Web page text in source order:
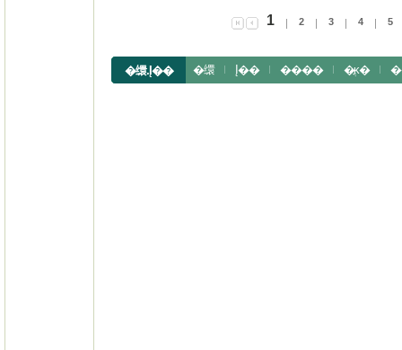
1 2 3 4 5
�缳.Į�� �缳 Į�� ���� �ֳĸ�